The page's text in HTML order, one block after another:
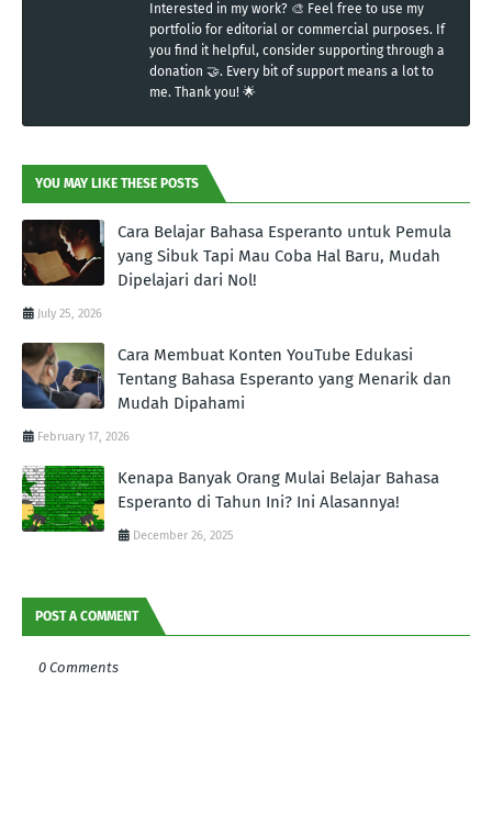
Interested in my work? 🎨 Feel free to use my
portfolio for editorial or commercial purposes. If
you find it helpful, consider supporting through a
donation 🤝. Every bit of support means a lot to
me. Thank you! 🌟
YOU MAY LIKE THESE POSTS
Cara Belajar Bahasa Esperanto untuk Pemula
yang Sibuk Tapi Mau Coba Hal Baru, Mudah
Dipelajari dari Nol!
July 25, 2026
Cara Membuat Konten YouTube Edukasi
Tentang Bahasa Esperanto yang Menarik dan
Mudah Dipahami
February 17, 2026
Kenapa Banyak Orang Mulai Belajar Bahasa
Esperanto di Tahun Ini? Ini Alasannya!
December 26, 2025
POST A COMMENT
0 Comments